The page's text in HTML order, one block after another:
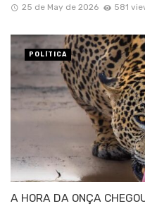
25 de May de 2026 581
A HORA DA ONÇA
POLÍTICA